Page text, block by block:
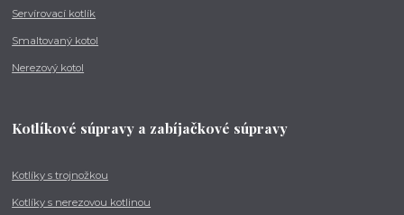
Servírovací kotlík
Smaltovaný kotol
Nerezový kotol
Kotlíkové súpravy a zabíjačkové súpravy
Kotlíky s trojnožkou
Kotlíky s nerezovou kotlinou